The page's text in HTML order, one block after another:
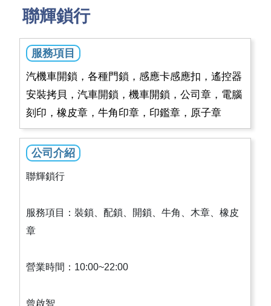
聯輝鎖行
服務項目
汽機車開鎖，各種門鎖，感應卡感應扣，遙控器
安裝拷貝，汽車開鎖，機車開鎖，公司章，電腦
刻印，橡皮章，牛角印章，印鑑章，原子章
公司介紹
聯輝鎖行
服務項目：裝鎖、配鎖、開鎖、牛角、木章、橡皮
章
營業時間：10:00~22:00
曾啟智